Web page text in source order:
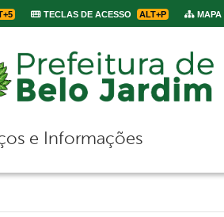
TECLAS DE ACESSO ALT+P MAPA
principal de navegação
e Informações